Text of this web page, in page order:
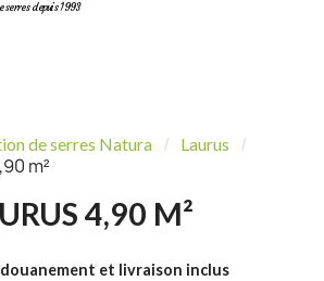
depuis 1993
de serres Natura Laurus
m²
4,90 M²
et livraison inclus